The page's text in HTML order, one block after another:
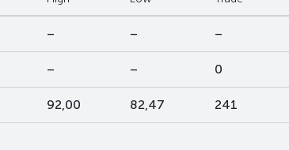
– – –
– – 0
92,00 82,47 241